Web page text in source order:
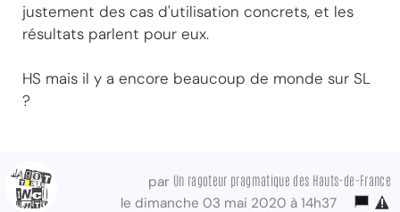
justement des cas d'utilisation concrets, et les
résultats parlent pour eux.
HS mais il y a encore beaucoup de monde sur SL
?
par Un ragoteur pragmatique des Hauts-de-France
le dimanche 03 mai 2020 à 14h37